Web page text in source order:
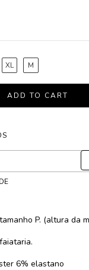
M
XL
P. (altura da
6% elastano